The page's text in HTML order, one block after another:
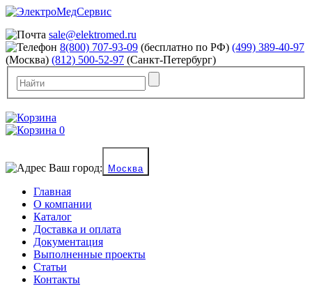
sale@elektromed.ru
8(800) 707-93-09 (бесплатно по РФ) (499) 389-40-97
(Москва) (812) 500-52-97 (Санкт-Петербург)
0
Ваш город: Москва
Главная
О компании
Каталог
Доставка и оплата
Документация
Выполненные проекты
Статьи
Контакты